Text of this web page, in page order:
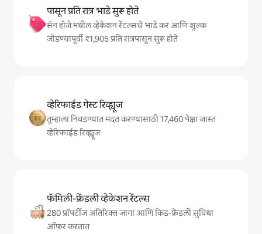
पासून प्रति रात्र भाडे सुरू होते
सॅन होजे मधील व्हेकेशन रेंटल्सचे भाडे कर आणि शुल्क
जोडण्यापूर्वी ₹1,905 प्रति रात्रपासून सुरू होते
व्हेरिफाईड गेस्ट रिव्ह्यूज
तुम्हाला निवडण्यात मदत करण्यासाठी 17,460 पेक्षा जास्त
व्हेरिफाईड रिव्ह्यूज
फॅमिली-फ्रेंडली व्हेकेशन रेंटल्स
280 प्रॉपर्टीज अतिरिक्त जागा आणि किड-फ्रेंडली सुविधा
ऑफर करतात